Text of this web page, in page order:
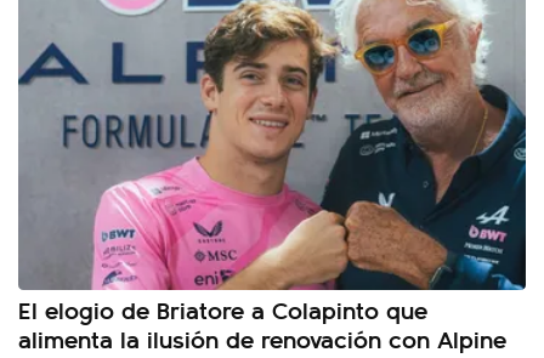
El elogio de Briatore a Colapinto que
alimenta la ilusión de renovación con Alpine